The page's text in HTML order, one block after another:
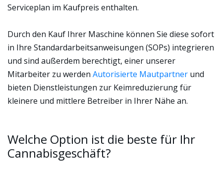
Serviceplan im Kaufpreis enthalten.
Durch den Kauf Ihrer Maschine können Sie diese sofort
in Ihre Standardarbeitsanweisungen (SOPs) integrieren
und sind außerdem berechtigt, einer unserer
Mitarbeiter zu werden Autorisierte Mautpartner und
bieten Dienstleistungen zur Keimreduzierung für
kleinere und mittlere Betreiber in Ihrer Nähe an.
Welche Option ist die beste für Ihr
Cannabisgeschäft?